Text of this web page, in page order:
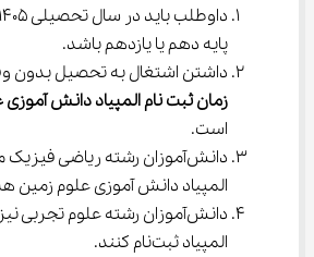
پایه دهم یا یازدهم باشد.
داشتن اشتغال به تحصیل بدون
زمان ثبت نام المپیاد دانش
است.
دانش‌آموزان رشته ریاضی
المپیاد دانش آموزی علوم زمین
المپیاد ثبت‌نام کنند.